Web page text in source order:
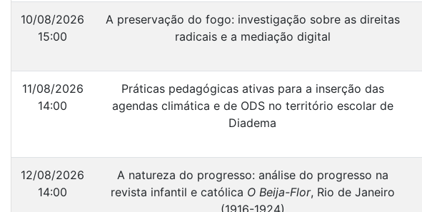
10/08/2026
15:00
A preservação do fogo: investigação sobre as direitas
radicais e a mediação digital
11/08/2026
14:00
Práticas pedagógicas ativas para a inserção das
agendas climática e de ODS no território escolar de
Diadema
12/08/2026
14:00
A natureza do progresso: análise do progresso na
revista infantil e católica O Beija-Flor, Rio de Janeiro
(1916-1924)